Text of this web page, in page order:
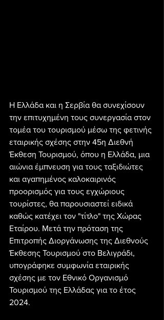
Η Ελλάδα και η Σερβία θα συνεχίσουν
την επιτυχημένη τους συνεργασία στον
τομέα του τουρισμού μέσω της φετινής
εταιρικής σχέσης στην 45η Διεθνή
Έκθεση Τουρισμού, όπου η Ελλάδα, μια
αιώνια έμπνευση για τους ταξιδιώτες
και αγαπημένος καλοκαιρινός
προορισμός για τους εγχώριους
τουρίστες, θα παρουσιαστεί ειδικά
καθώς κατέχει τον "τίτλο" της Χώρας
Εταίρου. Μετά την πρόταση της
Επιτροπής Διοργάνωσης της Διεθνούς
Έκθεσης Τουρισμού στο Βελιγράδι,
υπογράφηκε συμφωνία εταιρικής
σχέσης με τον Εθνικό Οργανισμό
Τουρισμού της Ελλάδας για το έτος
2024.